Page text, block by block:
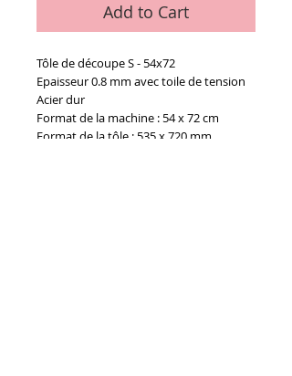
Add to Cart
Tôle de découpe S - 54x72
Epaisseur 0.8 mm avec toile de tension
Acier dur
Format de la machine : 54 x 72 cm
Format de la tôle : 535 x 720 mm